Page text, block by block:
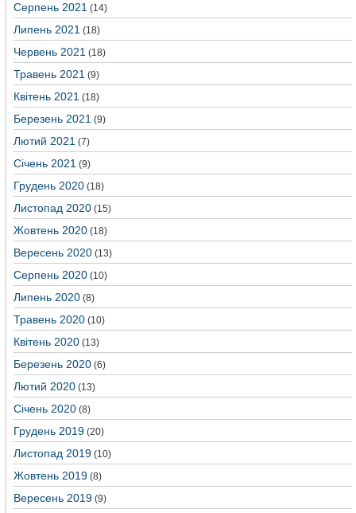
Серпень 2021 (14)
Липень 2021 (18)
Червень 2021 (18)
Травень 2021 (9)
Квітень 2021 (18)
Березень 2021 (9)
Лютий 2021 (7)
Січень 2021 (9)
Грудень 2020 (18)
Листопад 2020 (15)
Жовтень 2020 (18)
Вересень 2020 (13)
Серпень 2020 (10)
Липень 2020 (8)
Травень 2020 (10)
Квітень 2020 (13)
Березень 2020 (6)
Лютий 2020 (13)
Січень 2020 (8)
Грудень 2019 (20)
Листопад 2019 (10)
Жовтень 2019 (8)
Вересень 2019 (9)